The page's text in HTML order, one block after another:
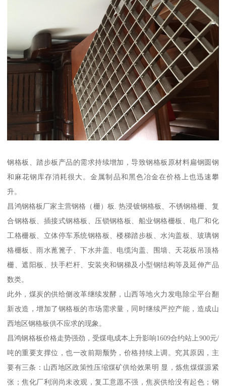
钢格板、踏步板产品的需求持续增加，导致钢格板原材料扁钢圆钢
和麻花钢库存消耗很大。金属制品和黑色冶金在价格上也迅速攀
升。
昌鸿钢格板厂家主营钢格（栅）板. 热浸镀钢格板、不锈钢格栅、复
合钢格板、插接式钢格板、压锁钢格板、船业钢格栅板、电厂和化
工格栅板、立体停车系统钢格板、楼梯踏步板、水沟盖板、玻璃钢
格栅板、雨水蓖篦子、下水井盖、电缆沟盖、围墙、天花板吊顶格
栅、遮阳板、扶手栏杆、安装夹和钢梯及小型钢结构等及延伸产品
数类。
此外，煤炭的供给侧改革继续发酵，山西等地火力发电除尘平台翻
新改造，增加了钢格板的市场需求量，同时继续严控产能，造成山
西地区钢格板供不应求的现象。
昌鸿钢格板价格走势强劲，受煤电成本上升影响1609合约站上900元/
吨的重要支撑位，也一改前期颓势，价格持续上调。究其原因，主
要有三条：山西地区政策性压缩煤矿供给效果明 显，炼焦煤煤源紧
张；焦化厂利润尚未改观，复工意愿不强，焦炭供给没有起色；钢